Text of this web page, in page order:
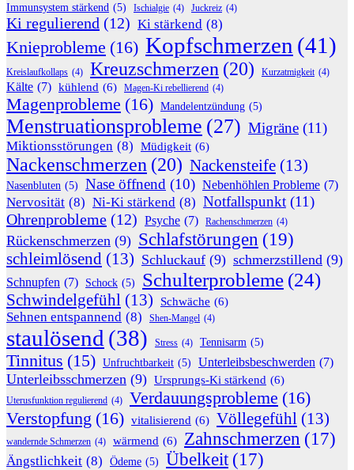
Immunsystem stärkend (5) Ischialgie (4) Juckreiz (4)
Ki regulierend (12) Ki stärkend (8)
Knieprobleme (16) Kopfschmerzen (41)
Kreislaufkollaps (4) Kreuzschmerzen (20) Kurzatmigkeit (4)
Kälte (7) kühlend (6) Magen-Ki rebellierend (4)
Magenprobleme (16) Mandelentzündung (5)
Menstruationsprobleme (27) Migräne (11)
Miktionsstörungen (8) Müdigkeit (6)
Nackenschmerzen (20) Nackensteife (13)
Nasenbluten (5) Nase öffnend (10) Nebenhöhlen Probleme (7)
Nervosität (8) Ni-Ki stärkend (8) Notfallspunkt (11)
Ohrenprobleme (12) Psyche (7) Rachenschmerzen (4)
Rückenschmerzen (9) Schlafstörungen (19)
schleimlösend (13) Schluckauf (9) schmerzstillend (9)
Schnupfen (7) Schock (5) Schulterprobleme (24)
Schwindelgefühl (13) Schwäche (6)
Sehnen entspannend (8) Shen-Mangel (4)
staulösend (38) Stress (4) Tennisarm (5)
Tinnitus (15) Unfruchtbarkeit (5) Unterleibsbeschwerden (7)
Unterleibsschmerzen (9) Ursprungs-Ki stärkend (6)
Uterusfunktion regulierend (4) Verdauungsprobleme (16)
Verstopfung (16) vitalisierend (6) Völlegefühl (13)
wandernde Schmerzen (4) wärmend (6) Zahnschmerzen (17)
Ängstlichkeit (8) Ödeme (5) Übelkeit (17)